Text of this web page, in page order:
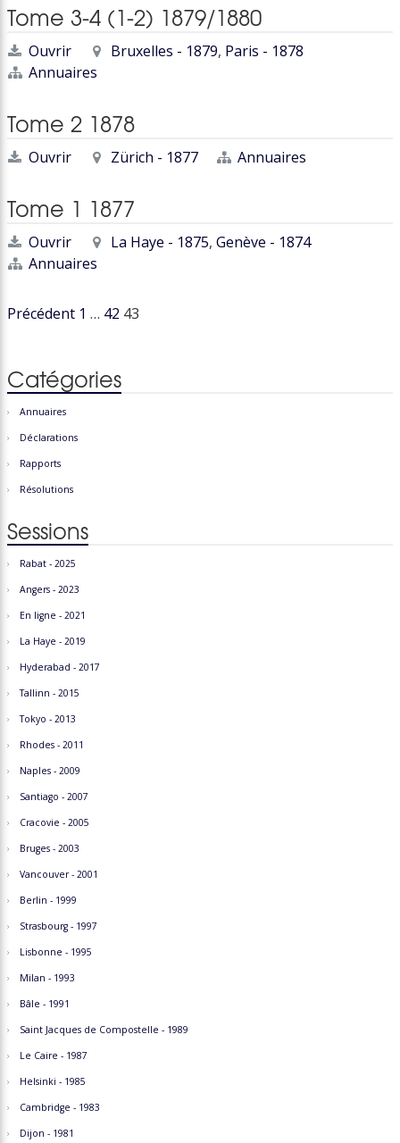
Tome 3-4 (1-2) 1879/1880
Ouvrir Bruxelles - 1879, Paris - 1878
Annuaires
Tome 2 1878
Ouvrir Zürich - 1877 Annuaires
Tome 1 1877
Ouvrir La Haye - 1875, Genève - 1874
Annuaires
Navigation
articles
Précédent 1 … 42 43
Catégories
Annuaires
Déclarations
Rapports
Résolutions
Sessions
Rabat - 2025
Angers - 2023
En ligne - 2021
La Haye - 2019
Hyderabad - 2017
Tallinn - 2015
Tokyo - 2013
Rhodes - 2011
Naples - 2009
Santiago - 2007
Cracovie - 2005
Bruges - 2003
Vancouver - 2001
Berlin - 1999
Strasbourg - 1997
Lisbonne - 1995
Milan - 1993
Bâle - 1991
Saint Jacques de Compostelle - 1989
Le Caire - 1987
Helsinki - 1985
Cambridge - 1983
Dijon - 1981